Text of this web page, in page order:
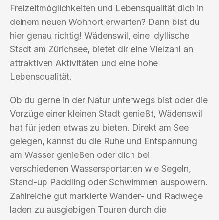
Freizeitmöglichkeiten und Lebensqualität dich in
deinem neuen Wohnort erwarten? Dann bist du
hier genau richtig! Wädenswil, eine idyllische
Stadt am Zürichsee, bietet dir eine Vielzahl an
attraktiven Aktivitäten und eine hohe
Lebensqualität.
Ob du gerne in der Natur unterwegs bist oder die
Vorzüge einer kleinen Stadt genießt, Wädenswil
hat für jeden etwas zu bieten. Direkt am See
gelegen, kannst du die Ruhe und Entspannung
am Wasser genießen oder dich bei
verschiedenen Wassersportarten wie Segeln,
Stand-up Paddling oder Schwimmen auspowern.
Zahlreiche gut markierte Wander- und Radwege
laden zu ausgiebigen Touren durch die